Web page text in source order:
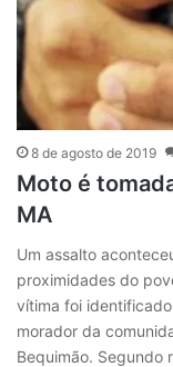
8 de agosto de 2019
Moto é
MA
Um assalto
proximidades do
vítima foi
morador da
Bequimão. Segundo